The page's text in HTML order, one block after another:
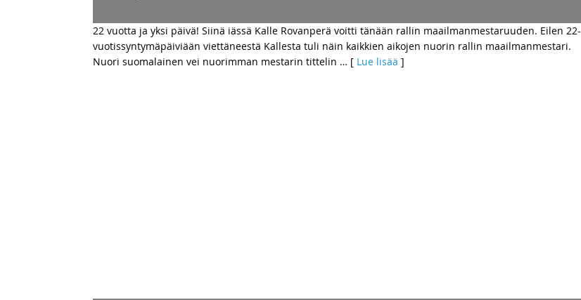
22 vuotta ja yksi päivä! Siinä iässä Kalle Rovanperä voitti tänään rallin maailmanmestaruuden. Eilen 22-
vuotissyntymäpäiviään viettäneestä Kallesta tuli näin kaikkien aikojen nuorin rallin maailmanmestari.
Nuori suomalainen vei nuorimman mestarin tittelin … [ Lue lisää ]